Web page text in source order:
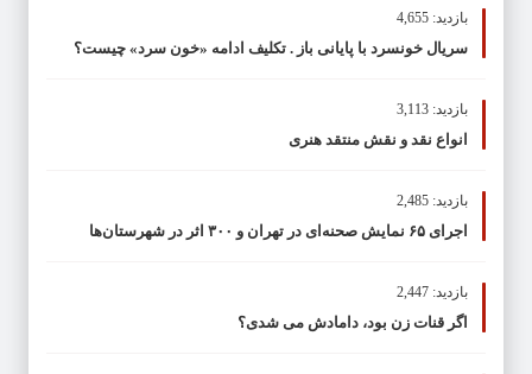
بازدید: 4,655
سریال خونسرد با پایانی باز . تکلیف ادامه «خون سرد» چیست؟
بازدید: 3,113
انواع نقد و نقش منتقد هنری
بازدید: 2,485
اجرای ۶۵ نمایش صحنه‌ای در تهران و ۳۰۰ اثر در شهرستان‌ها
بازدید: 2,447
اگر قنات زن بود، دامادش می شدی؟